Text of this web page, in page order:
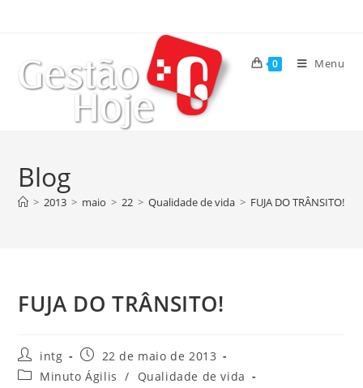
0 Menu
Blog
> 2013 > maio > 22 > Qualidade de vida > FUJA DO TRÂNSITO!
FUJA DO TRÂNSITO!
intg
22 de maio de 2013
Minuto Ágilis
/
Qualidade de vida